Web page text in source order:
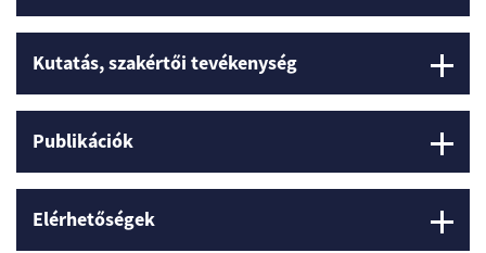
Kutatás, szakértői tevékenység
Publikációk
Elérhetőségek